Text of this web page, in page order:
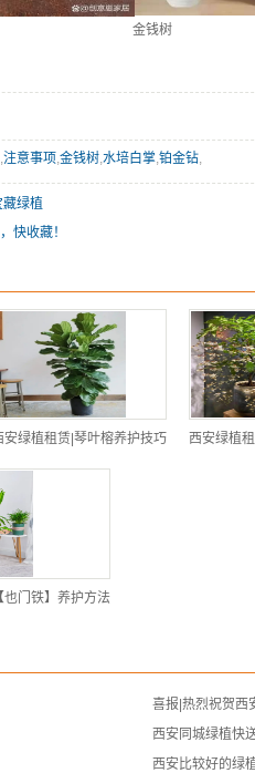
金钱树
,注意事项,金钱树,水培白掌,铂金钻,
绿植
快收藏！
安绿植租赁|琴叶榕养护技巧 西安绿植
门铁】养护方法
喜报|热烈祝贺西
西安同城绿植快
西安比较好的绿